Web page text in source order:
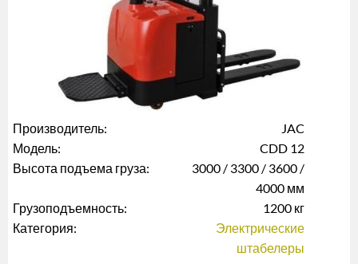
Производитель:
JAC
Модель:
CDD 12
Высота подъема груза:
3000 / 3300 / 3600 /
4000 мм
Грузоподъемность:
1200 кг
Категория:
Электрические
штабелеры